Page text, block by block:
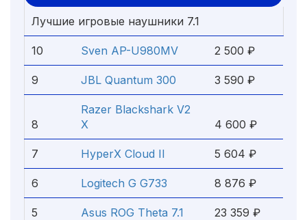
Лучшие игровые наушники 7.1
10 Sven AP-U980MV 2 500 ₽
9 JBL Quantum 300 3 590 ₽
8
Razer Blackshark V2
X
4 600 ₽
7 HyperX Cloud II 5 604 ₽
6 Logitech G G733 8 876 ₽
5 Asus ROG Theta 7.1 23 359 ₽